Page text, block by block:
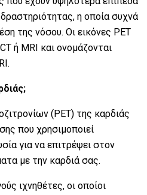
η οποία συχνά
της νόσου. Οι εικόνες PET
ή MRI και ονομάζονται
(PET) της καρδιάς
που χρησιμοποιεί
για να επιτρέψει στον
με την καρδιά σας.
ιχνηθέτες, οι οποίοι